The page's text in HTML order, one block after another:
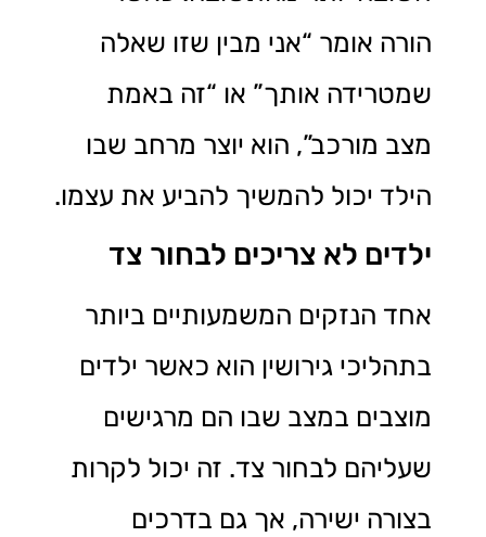
הורה אומר “אני מבין שזו שאלה
שמטרידה אותך” או “זה באמת
מצב מורכב”, הוא יוצר מרחב שבו
הילד יכול להמשיך להביע את עצמו.
ילדים לא צריכים לבחור צד
אחד הנזקים המשמעותיים ביותר
בתהליכי גירושין הוא כאשר ילדים
מוצבים במצב שבו הם מרגישים
שעליהם לבחור צד. זה יכול לקרות
בצורה ישירה, אך גם בדרכים